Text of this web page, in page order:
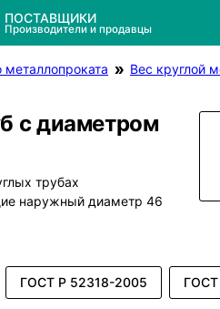
ПОСТАВЩИКИ
Производители и продавцы
металлопроката Вес круглой
с диаметром
трубах
наружный диаметр 46
ГОСТ Р 52318-2005 ГОСТ